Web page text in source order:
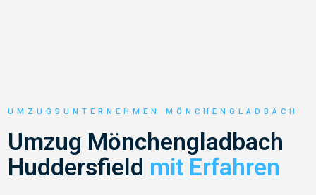
UMZUGSUNTERNEHMEN MÖNCHENGLADBACH
Umzug Mönchengladbach
Huddersfield mit Erfahren